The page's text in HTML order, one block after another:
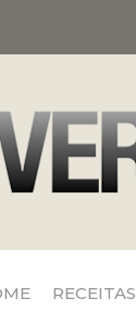
RECEITAS